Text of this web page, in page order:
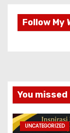
Follow My
You missed
UNCATEGORIZED